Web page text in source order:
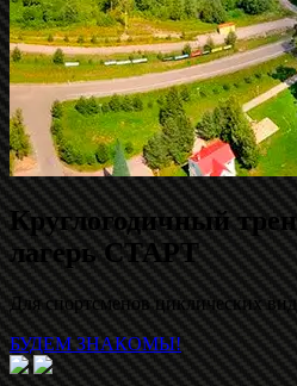
Круглогодичный
лагерь СТАРТ
Для спортсменов циклических
БУДЕМ ЗНАКОМЫ!